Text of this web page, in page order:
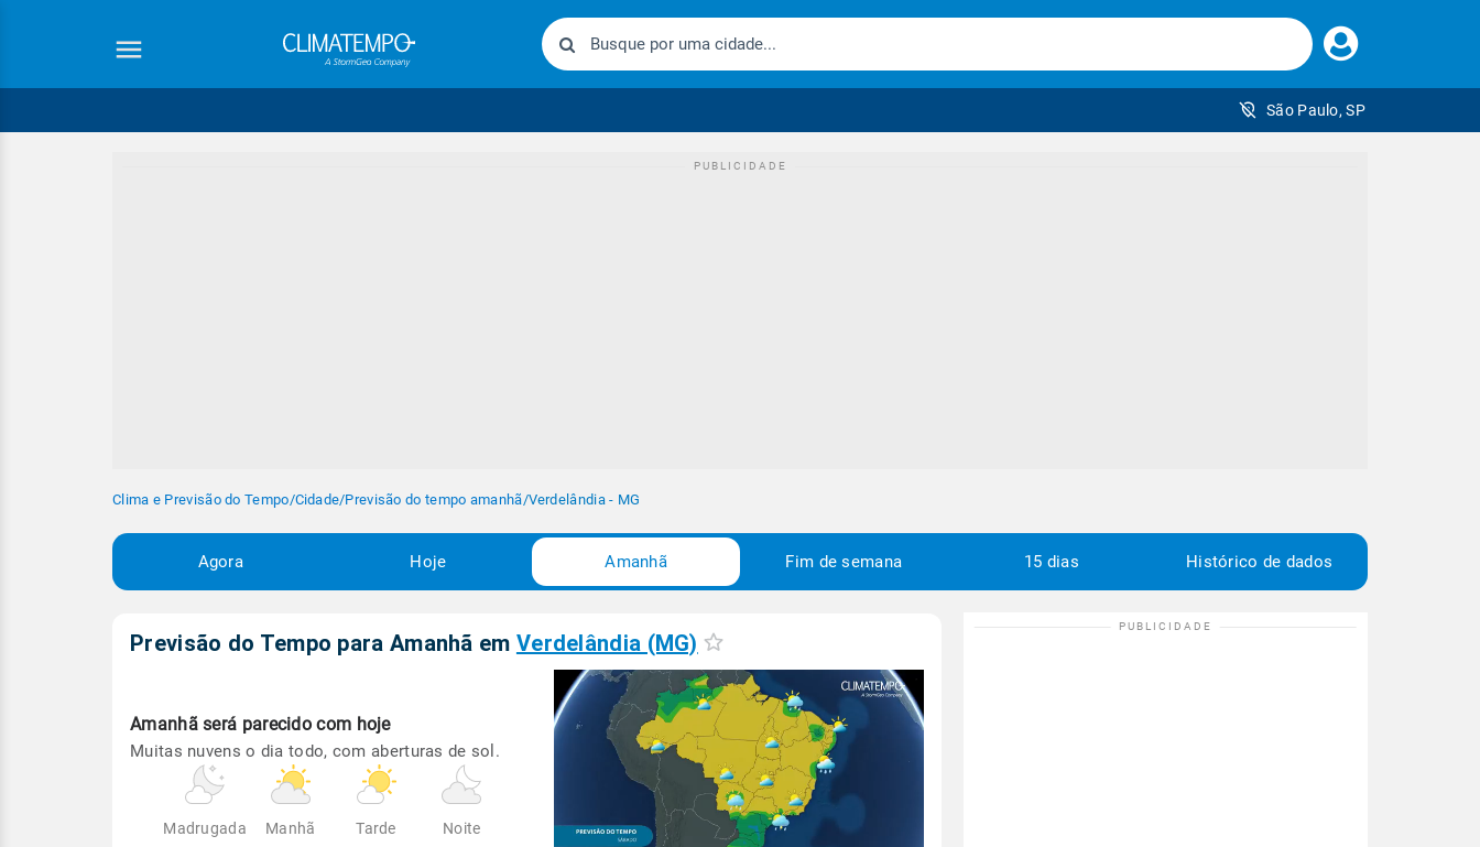
Faça
seu
São Paulo, SP
Clima e Previsão do Tempo/Cidade/Previsão do tempo amanhã/Verdelândia - MG
Agora Hoje Amanhã Fim de semana 15 dias Histórico de dados
Previsão do Tempo para Amanhã em Verdelândia (MG)
Amanhã será parecido com hoje
Muitas nuvens o dia todo, com aberturas de sol.
Madrugada Manhã Tarde Noite